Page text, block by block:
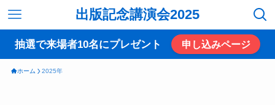
出版記念講演会2025
抽選で来場者10名にプレゼント 申し込みページ
ホーム 2025年